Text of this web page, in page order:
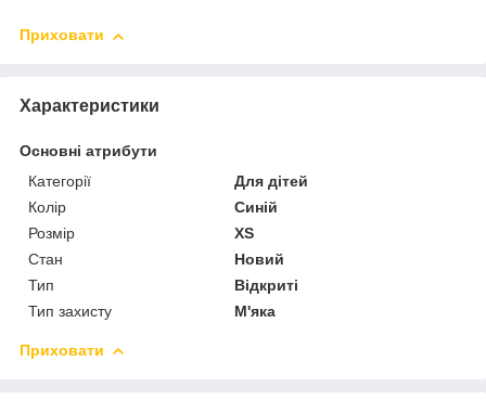
Приховати
Характеристики
Основні атрибути
Категорії
Для дітей
Колір
Синій
Розмір
XS
Стан
Новий
Тип
Відкриті
Тип захисту
М'яка
Приховати